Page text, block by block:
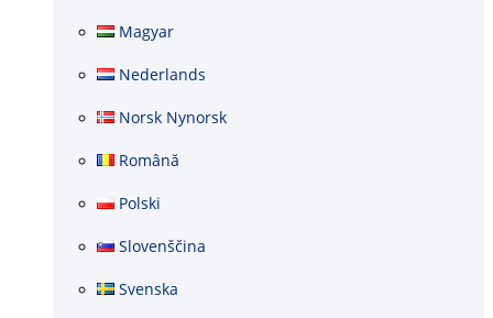
Magyar
Nederlands
Norsk Nynorsk
Română
Polski
Slovenščina
Svenska